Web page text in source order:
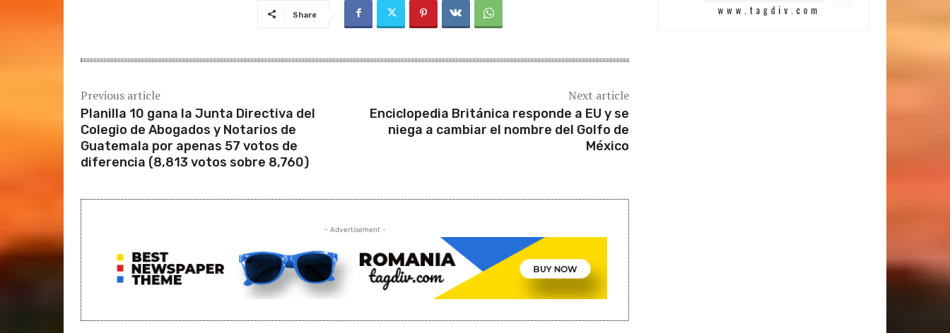
Share
Previous article
Planilla 10 gana la Junta Directiva del
Colegio de Abogados y Notarios de
Guatemala por apenas 57 votos de
diferencia (8,813 votos sobre 8,760)
Next article
Enciclopedia Británica responde a EU y se
niega a cambiar el nombre del Golfo de
México
- Advertisement -